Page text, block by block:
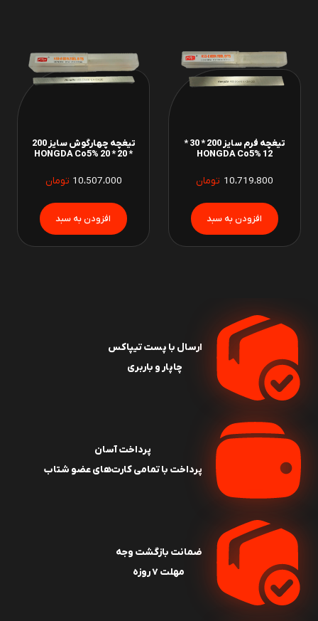
تیغچه فرم سایز 200 * 30 *
12 HONGDA Co5%
10،719،800 تومان
تیغچه چهارگوش سایز 200
* 20 * 20 HONGDA Co5%
10،507،000 تومان
ارسال با پست تیپاکس
چاپار و باربری
پرداخت آسان
پرداخت با تمامی کارت‌های عضو شتاب
ضمانت بازگشت وجه
مهلت ۷ روزه